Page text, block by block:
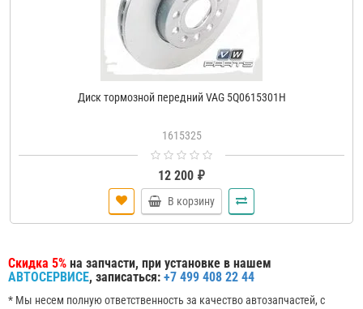
Диск тормозной передний VAG 5Q0615301H
1615325
12 200 ₽
В корзину
Скидка 5% на запчасти, при установке в нашем
АВТОСЕРВИСЕ, записаться: +7 499 408 22 44
* Мы несем полную ответственность за качество автозапчастей, с